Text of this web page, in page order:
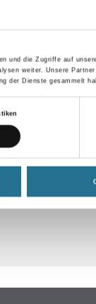
und die Zugriffe auf
weiter. Unsere
der Dienste gesammelt